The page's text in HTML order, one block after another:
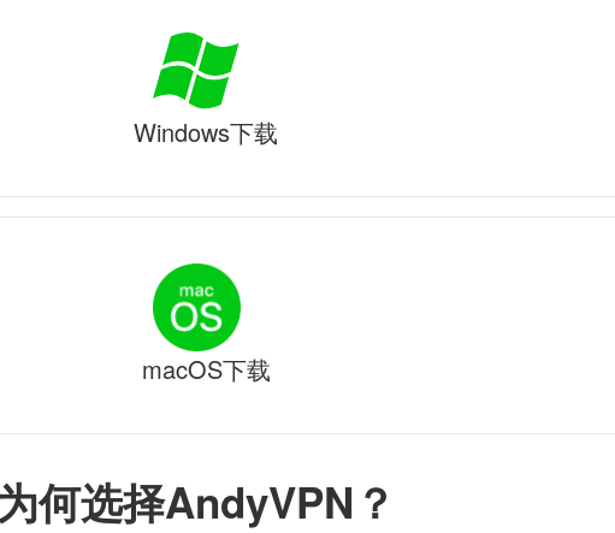
为何选择AndyVPN？
Windows下载
macOS下载